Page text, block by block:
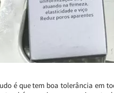
é que tem boa tolerância em